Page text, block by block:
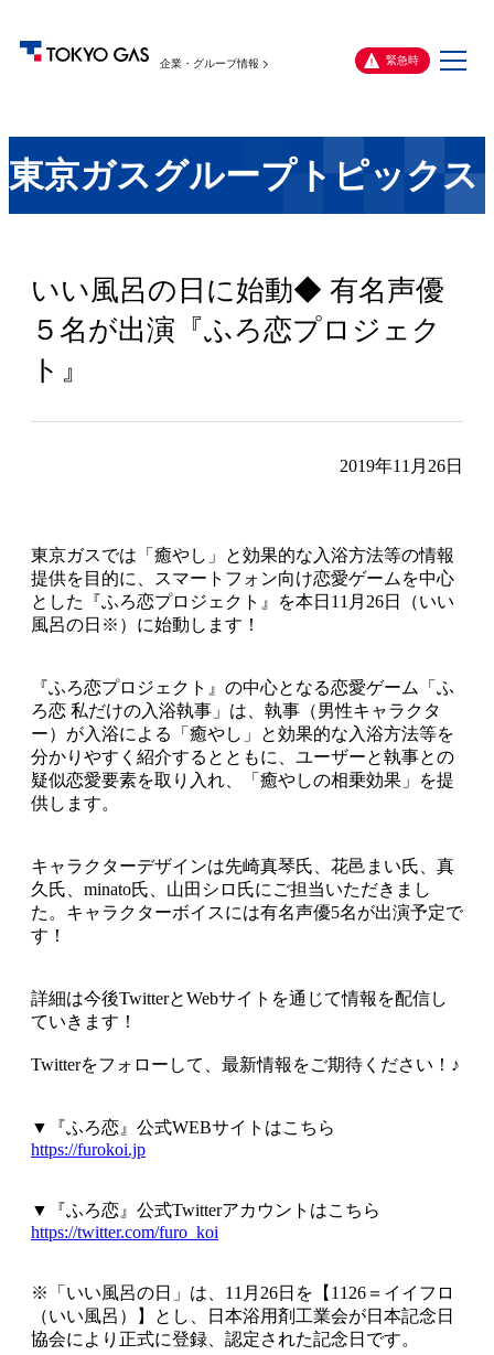
企業・グループ情報 緊急時
メ
東京ガスグループトピックス
いい風呂の日に始動◆ 有名声優
５名が出演『ふろ恋プロジェク
ト』
2019年11月26日
東京ガスでは「癒やし」と効果的な入浴方法等の情報
提供を目的に、スマートフォン向け恋愛ゲームを中心
とした『ふろ恋プロジェクト』を本日11月26日（いい
風呂の日※）に始動します！
『ふろ恋プロジェクト』の中心となる恋愛ゲーム「ふ
ろ恋 私だけの入浴執事」は、執事（男性キャラクタ
ー）が入浴による「癒やし」と効果的な入浴方法等を
分かりやすく紹介するとともに、ユーザーと執事との
疑似恋愛要素を取り入れ、「癒やしの相乗効果」を提
供します。
キャラクターデザインは先崎真琴氏、花邑まい氏、真
久氏、minato氏、山田シロ氏にご担当いただきまし
た。キャラクターボイスには有名声優5名が出演予定で
す！
詳細は今後TwitterとWebサイトを通じて情報を配信し
ていきます！
Twitterをフォローして、最新情報をご期待ください！♪
▼『ふろ恋』公式WEBサイトはこちら
https://furokoi.jp
▼『ふろ恋』公式Twitterアカウントはこちら
https://twitter.com/furo_koi
※「いい風呂の日」は、11月26日を【1126＝イイフロ
（いい風呂）】とし、日本浴用剤工業会が日本記念日
協会により正式に登録、認定された記念日です。